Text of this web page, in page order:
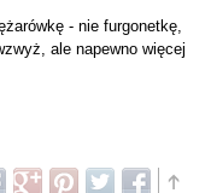
- nie furgonetkę,
ale napewno więcej